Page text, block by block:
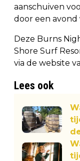
aanschuiven
door een
Deze Burns
Shore Surf
via de website
Lees ook